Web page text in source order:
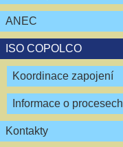
ANEC
ISO COPOLCO
Koordinace zapojení
Informace o procesech
Kontakty